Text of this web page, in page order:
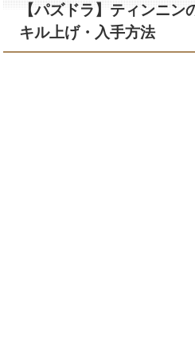
【パズドラ】ティンニン
キル上げ・入手方法